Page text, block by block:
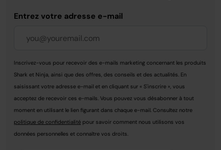
Entrez votre adresse e-mail
Inscrivez-vous pour recevoir des e-mails marketing concernant les produits
Shark et Ninja, ainsi que des offres, des conseils et des actualités. En
saisissant votre adresse e-mail et en cliquant sur « S'inscrire », vous
acceptez de recevoir ces e-mails. Vous pouvez vous désabonner à tout
moment en utilisant le lien figurant dans chaque e-mail. Consultez notre
politique de confidentialité pour savoir comment nous utilisons vos
données personnelles et connaître vos droits.